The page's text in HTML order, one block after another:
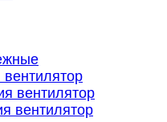
вентилятор
вентилятор